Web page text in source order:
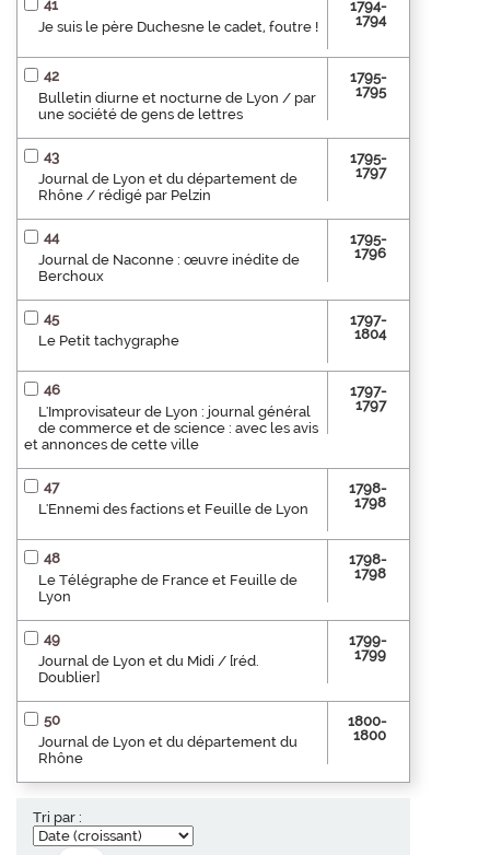
41
Je suis le père Duchesne le cadet, foutre !
1794-
1794
42
Bulletin diurne et nocturne de Lyon / par
une société de gens de lettres
1795-
1795
43
Journal de Lyon et du département de
Rhône / rédigé par Pelzin
1795-
1797
44
Journal de Naconne : œuvre inédite de
Berchoux
1795-
1796
45
Le Petit tachygraphe
1797-
1804
46
L'Improvisateur de Lyon : journal général
de commerce et de science : avec les avis
et annonces de cette ville
1797-
1797
47
L'Ennemi des factions et Feuille de Lyon
1798-
1798
48
Le Télégraphe de France et Feuille de
Lyon
1798-
1798
49
Journal de Lyon et du Midi / [réd.
Doublier]
1799-
1799
50
Journal de Lyon et du département du
Rhône
1800-
1800
Tri par :